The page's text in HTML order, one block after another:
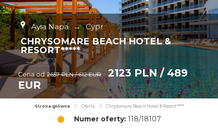
Ayia Napa → Cypr
CHRYSOMARE BEACH HOTEL &
RESORT*****
Cena od 2657 PLN / 612 EUR
2123 PLN / 489
EUR
Strona główna / Oferta / Chrysomare Beach Hotel & Resort*****
Numer oferty:118/18107